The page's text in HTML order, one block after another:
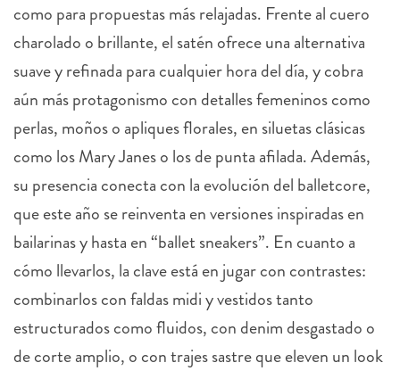
como para propuestas más relajadas. Frente al cuero
charolado o brillante, el satén ofrece una alternativa
suave y refinada para cualquier hora del día, y cobra
aún más protagonismo con detalles femeninos como
perlas, moños o apliques florales, en siluetas clásicas
como los Mary Janes o los de punta afilada. Además,
su presencia conecta con la evolución del balletcore,
que este año se reinventa en versiones inspiradas en
bailarinas y hasta en “ballet sneakers”. En cuanto a
cómo llevarlos, la clave está en jugar con contrastes:
combinarlos con faldas midi y vestidos tanto
estructurados como fluidos, con denim desgastado o
de corte amplio, o con trajes sastre que eleven un look